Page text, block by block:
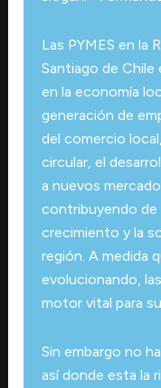
Las PYMES en la
Santiago de Chile
en la economía
generación de
del comercio
circular, el
a nuevos
contribuyendo de
crecimiento y la
región. A medida
evolucionando,
motor vital para
Sin embargo no
así donde esta la